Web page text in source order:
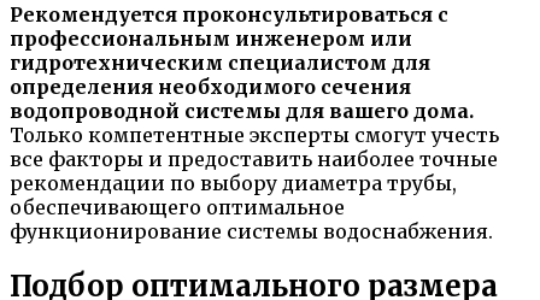
Рекомендуется проконсультироваться с
профессиональным инженером или
гидротехническим специалистом для
определения необходимого сечения
водопроводной системы для вашего дома.
Только компетентные эксперты смогут учесть
все факторы и предоставить наиболее точные
рекомендации по выбору диаметра трубы,
обеспечивающего оптимальное
функционирование системы водоснабжения.
Подбор оптимального размера